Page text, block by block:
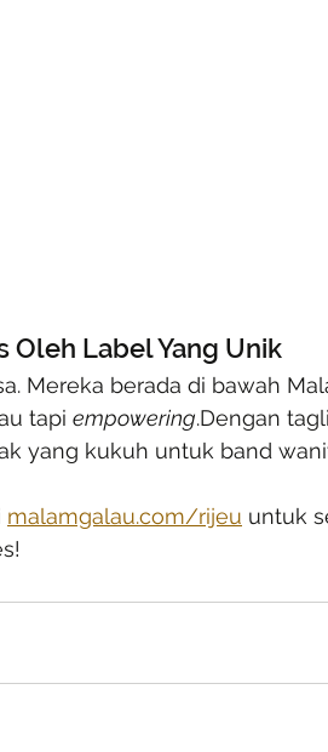
Oleh Label Yang Unik
Mereka berada di bawah
tapi empowering.Dengan
yang kukuh untuk band
malamgalau.com/rijeu untuk